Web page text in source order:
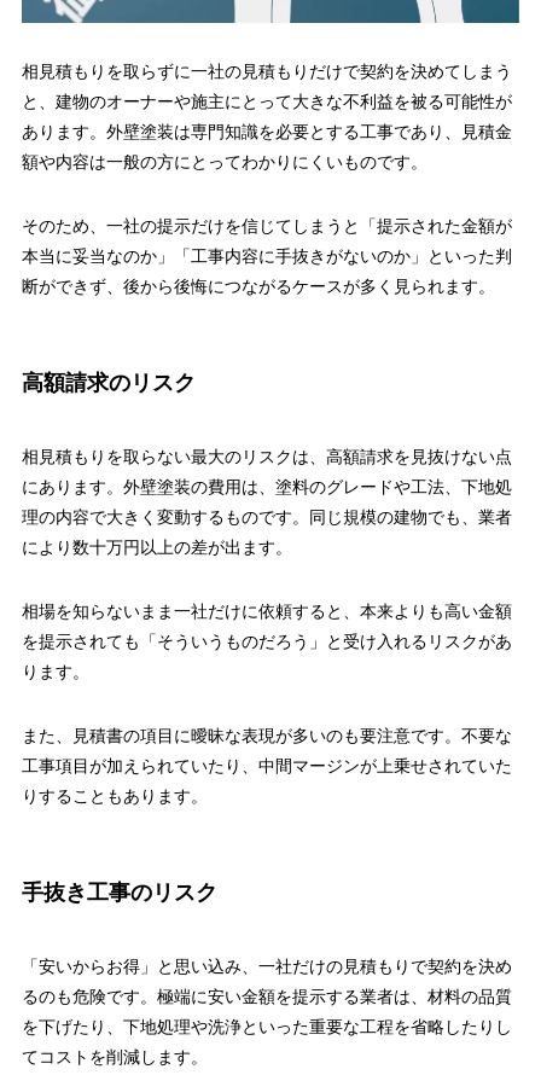
相見積もりを取らずに一社の見積もりだけで契約を決めてしまう
と、建物のオーナーや施主にとって大きな不利益を被る可能性が
あります。外壁塗装は専門知識を必要とする工事であり、見積金
額や内容は一般の方にとってわかりにくいものです。
そのため、一社の提示だけを信じてしまうと「提示された金額が
本当に妥当なのか」「工事内容に手抜きがないのか」といった判
断ができず、後から後悔につながるケースが多く見られます。
高額請求のリスク
相見積もりを取らない最大のリスクは、高額請求を見抜けない点
にあります。外壁塗装の費用は、塗料のグレードや工法、下地処
理の内容で大きく変動するものです。同じ規模の建物でも、業者
により数十万円以上の差が出ます。
相場を知らないまま一社だけに依頼すると、本来よりも高い金額
を提示されても「そういうものだろう」と受け入れるリスクがあ
ります。
また、見積書の項目に曖昧な表現が多いのも要注意です。不要な
工事項目が加えられていたり、中間マージンが上乗せされていた
りすることもあります。
手抜き工事のリスク
「安いからお得」と思い込み、一社だけの見積もりで契約を決め
るのも危険です。極端に安い金額を提示する業者は、材料の品質
を下げたり、下地処理や洗浄といった重要な工程を省略したりし
てコストを削減します。